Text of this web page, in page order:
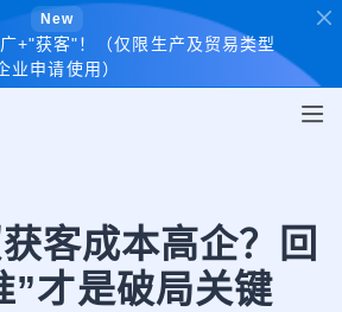
New
+"获客"！（仅限生产及贸易类型
业申请使用）
客成本高企？回
”才是破局关键